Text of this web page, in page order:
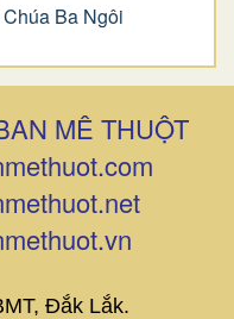
Ba Ngôi
MÊ THUỘT
Đắk Lắk.